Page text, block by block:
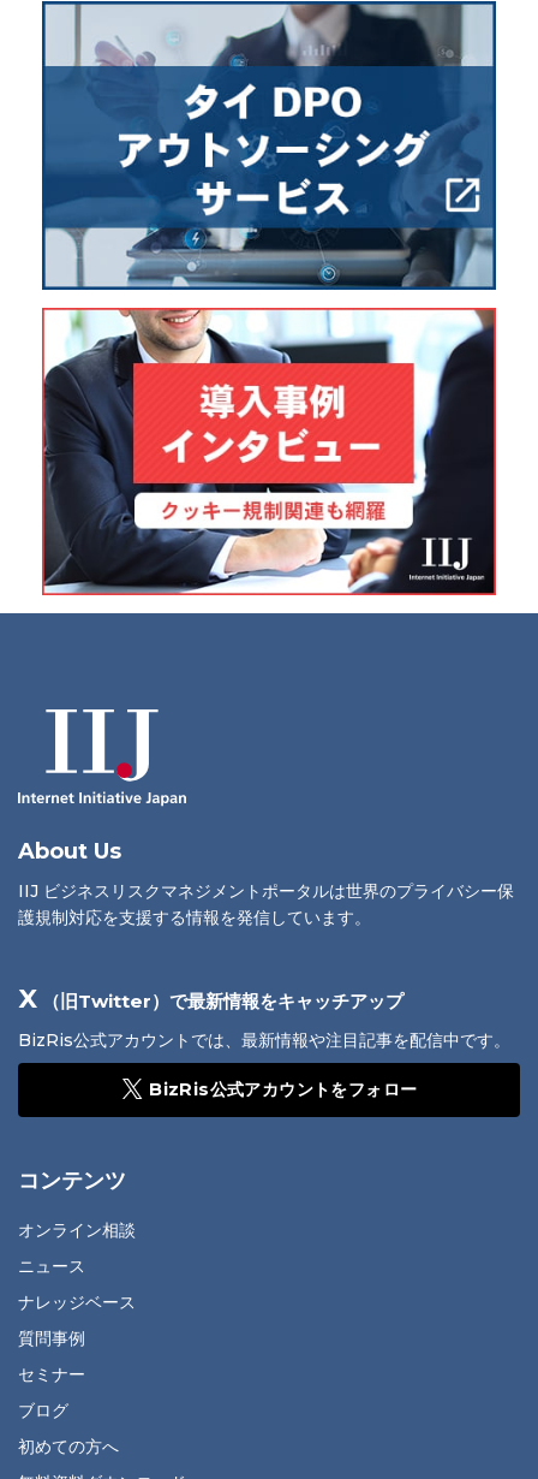
About Us
IIJ ビジネスリスクマネジメントポータルは世界のプライバシー保
護規制対応を支援する情報を発信しています。
X （旧Twitter）で最新情報をキャッチアップ
BizRis公式アカウントでは、最新情報や注目記事を配信中です。
BizRis公式アカウントをフォロー
コンテンツ
オンライン相談
ニュース
ナレッジベース
質問事例
セミナー
ブログ
初めての方へ